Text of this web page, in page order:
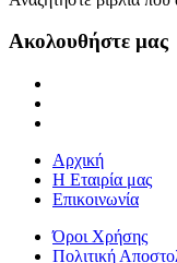
Ακολουθήστε μας
Αρχική
Η Εταιρία μας
Επικοινωνία
Όροι Χρήσης
Πολιτική